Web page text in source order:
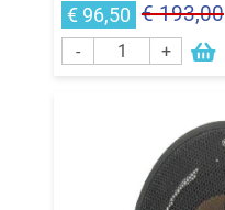
€ 96,50 € 193,00
- +